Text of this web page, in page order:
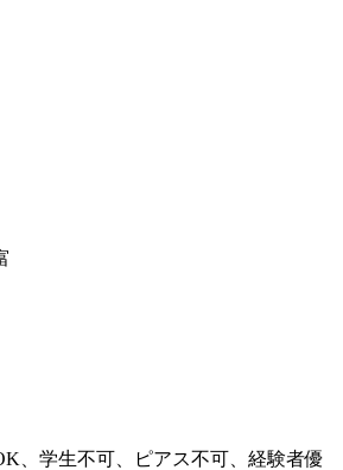
、学生不可、ピアス不可、経験者優